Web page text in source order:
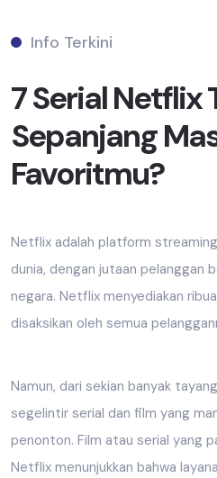
Info Terkini
7 Serial Netflix
Sepanjang
Favoritmu?
Netflix adalah platform
dunia, dengan jutaan pelanggan
negara. Netflix menyediakan
disaksikan oleh semua
Namun, dari sekian banyak
segelintir serial dan film yang
penonton. Film atau serial yang
Netflix menunjukkan bahwa